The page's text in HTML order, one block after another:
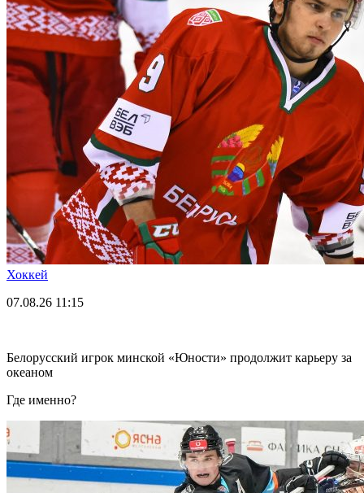
Хоккей
07.08.26 11:15
Белорусский игрок минской «Юности» продолжит карьеру за
океаном
Где именно?